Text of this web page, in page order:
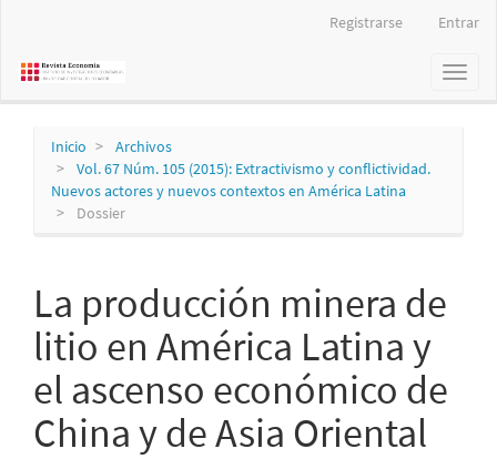
principal
Registrarse Entrar
Toggle
Inicio
Archivos
Vol. 67 Núm. 105 (2015): Extractivismo y conflictividad.
Nuevos actores y nuevos contextos en América Latina
Dossier
La producción minera de
litio en América Latina y
el ascenso económico de
China y de Asia Oriental